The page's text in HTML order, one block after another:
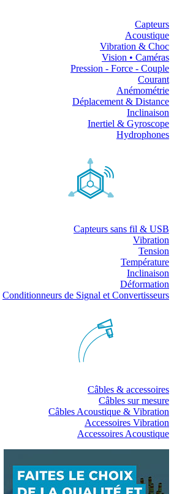
Capteurs
Acoustique
Vibration & Choc
Vision • Caméras
Pression - Force - Couple
Courant
Anémométrie
Déplacement & Distance
Inclinaison
Inertiel & Gyroscope
Hydrophones
Capteurs sans fil & USB
Vibration
Tension
Température
Inclinaison
Déformation
Conditionneurs de Signal et Convertisseurs
Câbles & accessoires
Câbles sur mesure
Câbles Acoustique & Vibration
Accessoires Vibration
Accessoires Acoustique